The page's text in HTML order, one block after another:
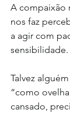
A compaixão
nos faz
a agir com
sensibilidade.
Talvez
“como
cansado,